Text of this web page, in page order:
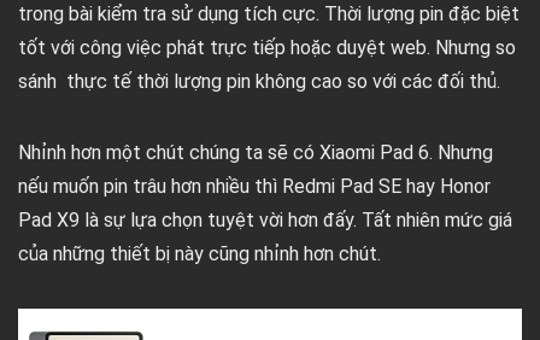
trong bài kiểm tra sử dụng tích cực. Thời lượng pin đặc biệt
tốt với công việc phát trực tiếp hoặc duyệt web. Nhưng so
sánh thực tế thời lượng pin không cao so với các đối thủ.
Nhỉnh hơn một chút chúng ta sẽ có Xiaomi Pad 6. Nhưng
nếu muốn pin trâu hơn nhiều thì Redmi Pad SE hay Honor
Pad X9 là sự lựa chọn tuyệt vời hơn đấy. Tất nhiên mức giá
của những thiết bị này cũng nhỉnh hơn chút.